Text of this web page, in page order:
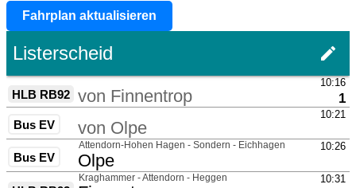
Fahrplan aktualisieren